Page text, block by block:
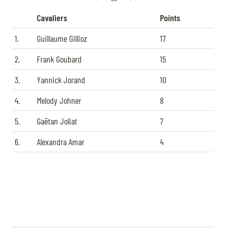
Cavaliers
Points
1.
Guillaume Gillioz
17
2.
Frank Goubard
15
3.
Yannick Jorand
10
4.
Melody Johner
8
5.
Gaëtan Joliat
7
6.
Alexandra Amar 4